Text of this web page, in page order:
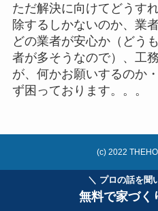
＼ プロの話を聞
無料で家づく
ただ解決に向けてどうす
除するしかないのか、業
どの業者が安心か（どう
者が多そうなので）、工
が、何かお願いするのか
ず困っております。。。
(c) 2022